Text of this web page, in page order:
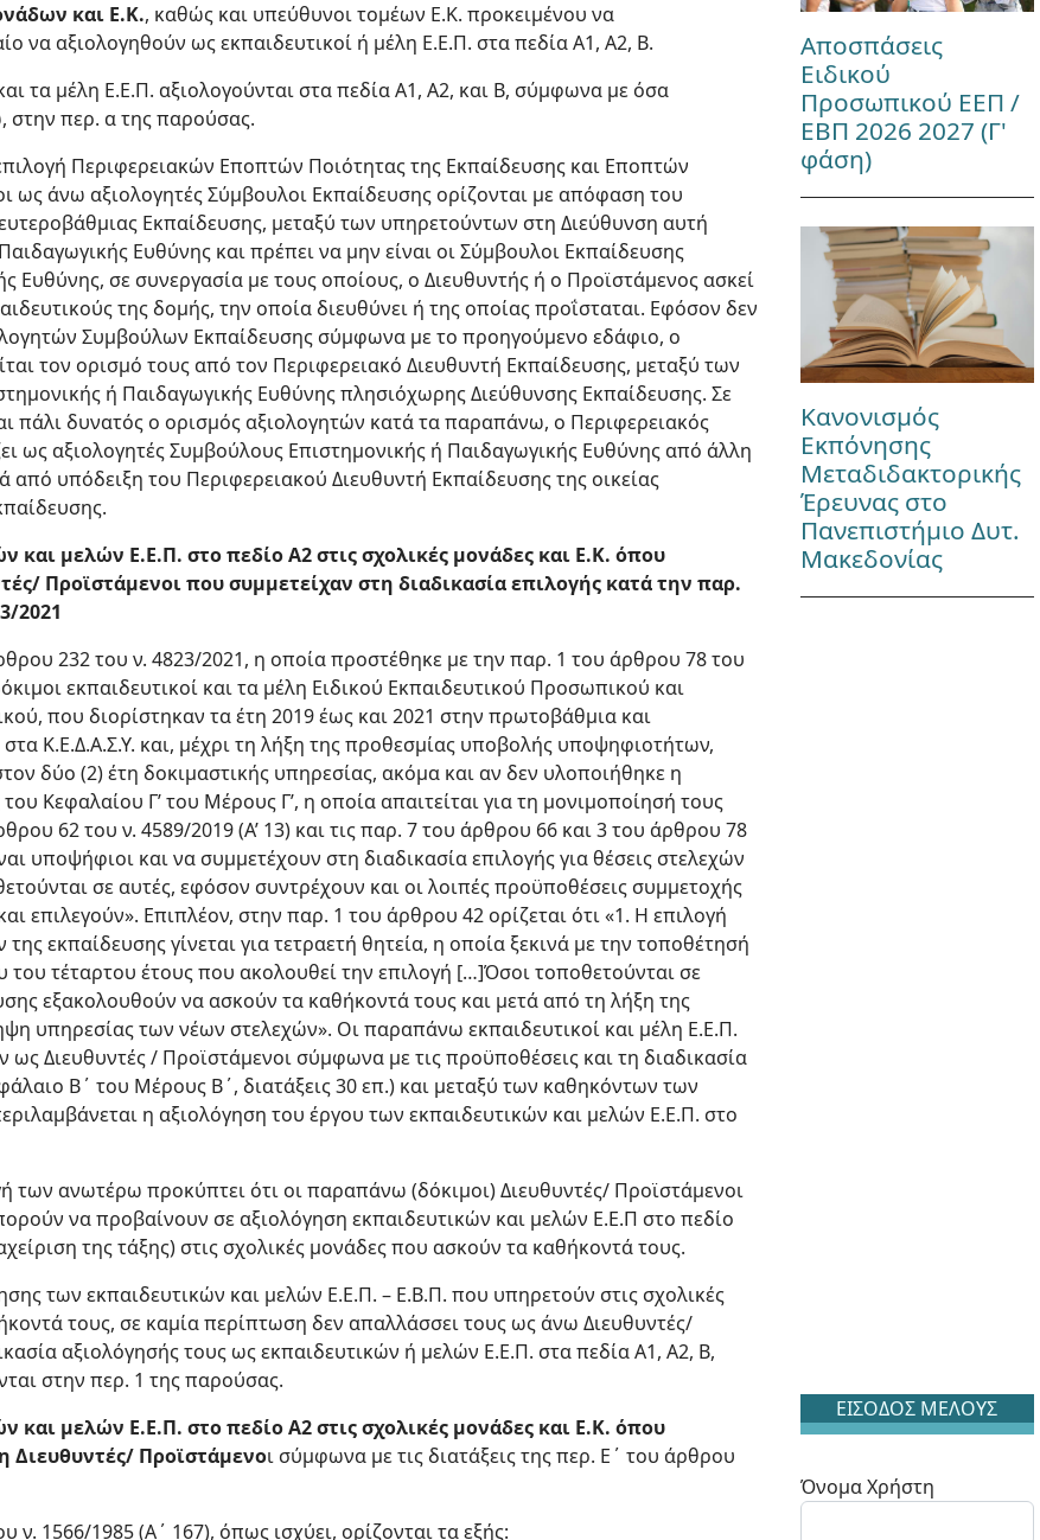
και Ε.Κ., καθώς και υπεύθυνοι τομέων Ε.Κ. προκειμένου να
να αξιολογηθούν ως εκπαιδευτικοί ή μέλη Ε.Ε.Π. στα πεδία Α1, Α2, Β.
τα μέλη Ε.Ε.Π. αξιολογούνται στα πεδία Α1, Α2, και Β, σύμφωνα με όσα
στην περ. α της παρούσας.
Περιφερειακών Εποπτών Ποιότητας της Εκπαίδευσης και Εποπτών
ως άνω αξιολογητές Σύμβουλοι Εκπαίδευσης ορίζονται με απόφαση του
Εκπαίδευσης, μεταξύ των υπηρετούντων στη Διεύθυνση αυτή
Ευθύνης και πρέπει να μην είναι οι Σύμβουλοι Εκπαίδευσης
Ευθύνης, σε συνεργασία με τους οποίους, ο Διευθυντής ή ο Προϊστάμενος ασκεί
της δομής, την οποία διευθύνει ή της οποίας προΐσταται. Εφόσον δεν
Συμβούλων Εκπαίδευσης σύμφωνα με το προηγούμενο εδάφιο, ο
τον ορισμό τους από τον Περιφερειακό Διευθυντή Εκπαίδευσης, μεταξύ των
ή Παιδαγωγικής Ευθύνης πλησιόχωρης Διεύθυνσης Εκπαίδευσης. Σε
πάλι δυνατός ο ορισμός αξιολογητών κατά τα παραπάνω, ο Περιφερειακός
ως αξιολογητές Συμβούλους Επιστημονικής ή Παιδαγωγικής Ευθύνης από άλλη
από υπόδειξη του Περιφερειακού Διευθυντή Εκπαίδευσης της οικείας
και μελών Ε.Ε.Π. στο πεδίο Α2 στις σχολικές μονάδες και Ε.Κ. όπου
Προϊστάμενοι που συμμετείχαν στη διαδικασία επιλογής κατά την παρ.
2021
232 του ν. 4823/2021, η οποία προστέθηκε με την παρ. 1 του άρθρου 78 του
εκπαιδευτικοί και τα μέλη Ειδικού Εκπαιδευτικού Προσωπικού και
που διορίστηκαν τα έτη 2019 έως και 2021 στην πρωτοβάθμια και
Κ.Ε.Δ.Α.Σ.Υ. και, μέχρι τη λήξη της προθεσμίας υποβολής υποψηφιοτήτων,
δύο (2) έτη δοκιμαστικής υπηρεσίας, ακόμα και αν δεν υλοποιήθηκε η
Κεφαλαίου Γ’ του Μέρους Γ’, η οποία απαιτείται για τη μονιμοποίησή τους
62 του ν. 4589/2019 (Α’ 13) και τις παρ. 7 του άρθρου 66 και 3 του άρθρου 78
υποψήφιοι και να συμμετέχουν στη διαδικασία επιλογής για θέσεις στελεχών
σε αυτές, εφόσον συντρέχουν και οι λοιπές προϋποθέσεις συμμετοχής
επιλεγούν». Επιπλέον, στην παρ. 1 του άρθρου 42 ορίζεται ότι «1. Η επιλογή
εκπαίδευσης γίνεται για τετραετή θητεία, η οποία ξεκινά με την τοποθέτησή
του τέταρτου έτους που ακολουθεί την επιλογή […]Όσοι τοποθετούνται σε
εξακολουθούν να ασκούν τα καθήκοντά τους και μετά από τη λήξη της
υπηρεσίας των νέων στελεχών». Οι παραπάνω εκπαιδευτικοί και μέλη Ε.Ε.Π.
ως Διευθυντές / Προϊστάμενοι σύμφωνα με τις προϋποθέσεις και τη διαδικασία
Β΄ του Μέρους Β΄, διατάξεις 30 επ.) και μεταξύ των καθηκόντων των
η αξιολόγηση του έργου των εκπαιδευτικών και μελών Ε.Ε.Π. στο
των ανωτέρω προκύπτει ότι οι παραπάνω (δόκιμοι) Διευθυντές/ Προϊστάμενοι
να προβαίνουν σε αξιολόγηση εκπαιδευτικών και μελών Ε.Ε.Π στο πεδίο
της τάξης) στις σχολικές μονάδες που ασκούν τα καθήκοντά τους.
των εκπαιδευτικών και μελών Ε.Ε.Π. – Ε.Β.Π. που υπηρετούν στις σχολικές
τους, σε καμία περίπτωση δεν απαλλάσσει τους ως άνω Διευθυντές/
αξιολόγησής τους ως εκπαιδευτικών ή μελών Ε.Ε.Π. στα πεδία Α1, Α2, Β,
στην περ. 1 της παρούσας.
και μελών Ε.Ε.Π. στο πεδίο Α2 στις σχολικές μονάδες και Ε.Κ. όπου
Διευθυντές/ Προϊστάμενοι σύμφωνα με τις διατάξεις της περ. Ε΄ του άρθρου
ν. 1566/1985 (Α΄ 167), όπως ισχύει, ορίζονται τα εξής:
Αποσπάσεις
Ειδικού
Προσωπικού ΕΕΠ /
ΕΒΠ 2026 2027 (Γ'
φάση)
Κανονισμός
Εκπόνησης
Μεταδιδακτορικής
Έρευνας στο
Πανεπιστήμιο Δυτ.
Μακεδονίας
ΕΙΣΟΔΟΣ ΜΕΛΟΥΣ
Όνομα Χρήστη